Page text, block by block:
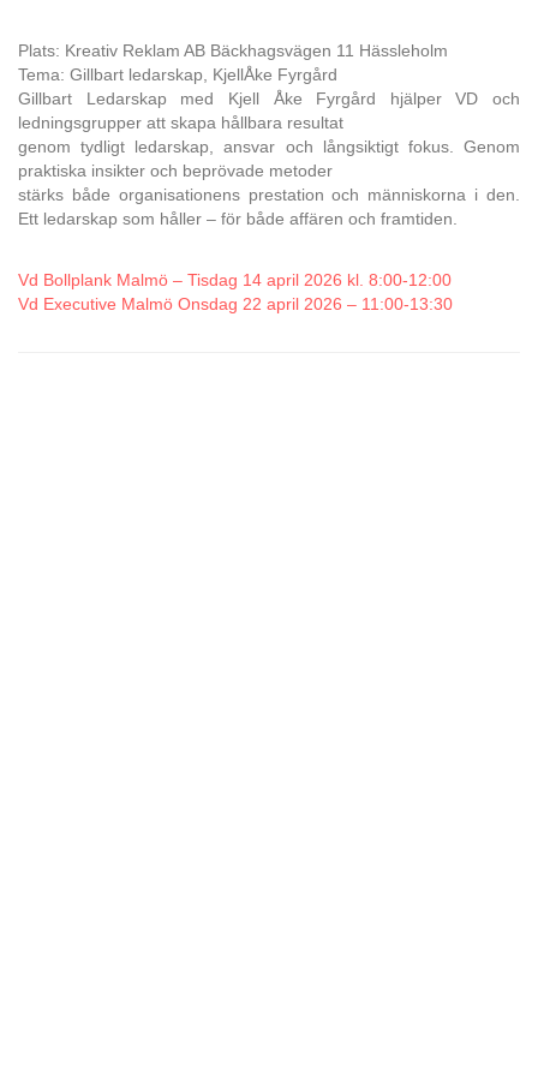
Plats: Kreativ Reklam AB Bäckhagsvägen 11 Hässleholm
Tema: Gillbart ledarskap, KjellÅke Fyrgård
Gillbart Ledarskap med Kjell Åke Fyrgård hjälper VD och
ledningsgrupper att skapa hållbara resultat
genom tydligt ledarskap, ansvar och långsiktigt fokus. Genom
praktiska insikter och beprövade metoder
stärks både organisationens prestation och människorna i den.
Ett ledarskap som håller – för både affären och framtiden.
Vd Bollplank Malmö – Tisdag 14 april 2026 kl. 8:00-12:00
Vd Executive Malmö Onsdag 22 april 2026 – 11:00-13:30